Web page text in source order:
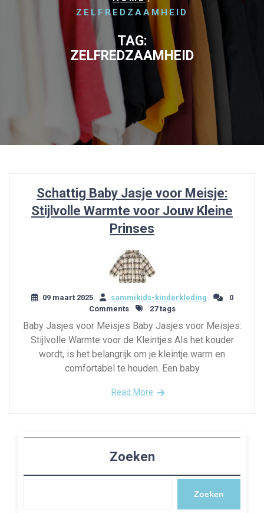
ZELFREDZAAMHEID
TAG:
ZELFREDZAAMHEID
Schattig Baby Jasje voor Meisje:
Stijlvolle Warmte voor Jouw Kleine
Prinses
09 maart 2025 sammikids-kinderkleding
0
Comments
27 tags
Baby Jasjes voor Meisjes Baby Jasjes voor Meisjes:
Stijlvolle Warmte voor de Kleintjes Als het kouder
wordt, is het belangrijk om je kleintje warm en
comfortabel te houden. Een baby
Read More
Zoeken
Zoeken